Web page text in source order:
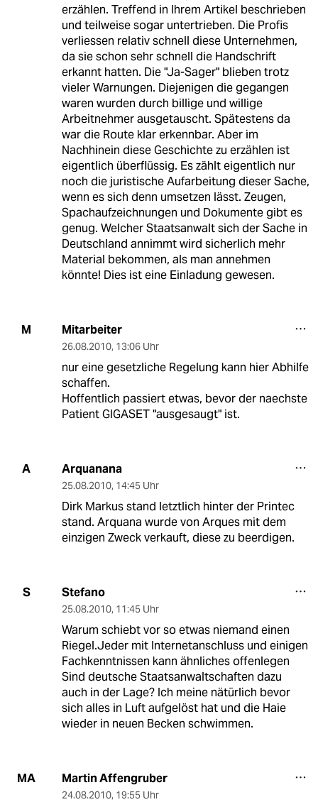
erzählen. Treffend in Ihrem Artikel beschrieben
und teilweise sogar untertrieben. Die Profis
verliessen relativ schnell diese Unternehmen,
da sie schon sehr schnell die Handschrift
erkannt hatten. Die "Ja-Sager" blieben trotz
vieler Warnungen. Diejenigen die gegangen
waren wurden durch billige und willige
Arbeitnehmer ausgetauscht. Spätestens da
war die Route klar erkennbar. Aber im
Nachhinein diese Geschichte zu erzählen ist
eigentlich überflüssig. Es zählt eigentlich nur
noch die juristische Aufarbeitung dieser Sache,
wenn es sich denn umsetzen lässt. Zeugen,
Spachaufzeichnungen und Dokumente gibt es
genug. Welcher Staatsanwalt sich der Sache in
Deutschland annimmt wird sicherlich mehr
Material bekommen, als man annehmen
könnte! Dies ist eine Einladung gewesen.
M Mitarbeiter
26.08.2010, 13:06 Uhr
nur eine gesetzliche Regelung kann hier Abhilfe
schaffen.
Hoffentlich passiert etwas, bevor der naechste
Patient GIGASET "ausgesaugt" ist.
A Arquanana
25.08.2010, 14:45 Uhr
Dirk Markus stand letztlich hinter der Printec
stand. Arquana wurde von Arques mit dem
einzigen Zweck verkauft, diese zu beerdigen.
S Stefano
25.08.2010, 11:45 Uhr
Warum schiebt vor so etwas niemand einen
Riegel.Jeder mit Internetanschluss und einigen
Fachkenntnissen kann ähnliches offenlegen
Sind deutsche Staatsanwaltschaften dazu
auch in der Lage? Ich meine nätürlich bevor
sich alles in Luft aufgelöst hat und die Haie
wieder in neuen Becken schwimmen.
MA Martin Affengruber
24.08.2010, 19:55 Uhr